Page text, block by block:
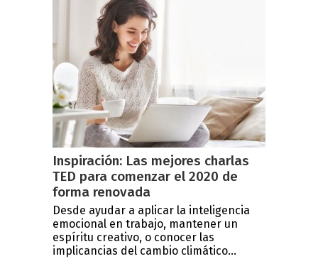
Inspiración: Las mejores charlas
TED para comenzar el 2020 de
forma renovada
Desde ayudar a aplicar la inteligencia
emocional en trabajo, mantener un
espíritu creativo, o conocer las
implicancias del cambio climático...